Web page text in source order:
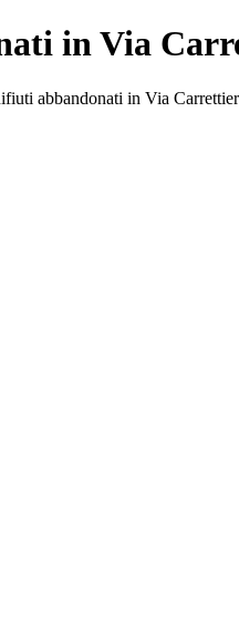
in Via
abbandonati in Via